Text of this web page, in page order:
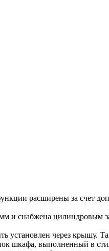
расширены за счет
и снабжена цилиндровым
через крышу.
шкафа, выполненный в